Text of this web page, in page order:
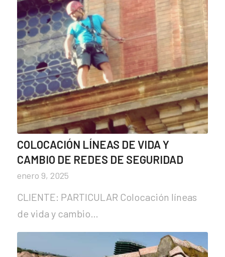
COLOCACIÓN LÍNEAS DE VIDA Y
CAMBIO DE REDES DE SEGURIDAD
enero 9, 2025
CLIENTE: PARTICULAR Colocación líneas
de vida y cambio…